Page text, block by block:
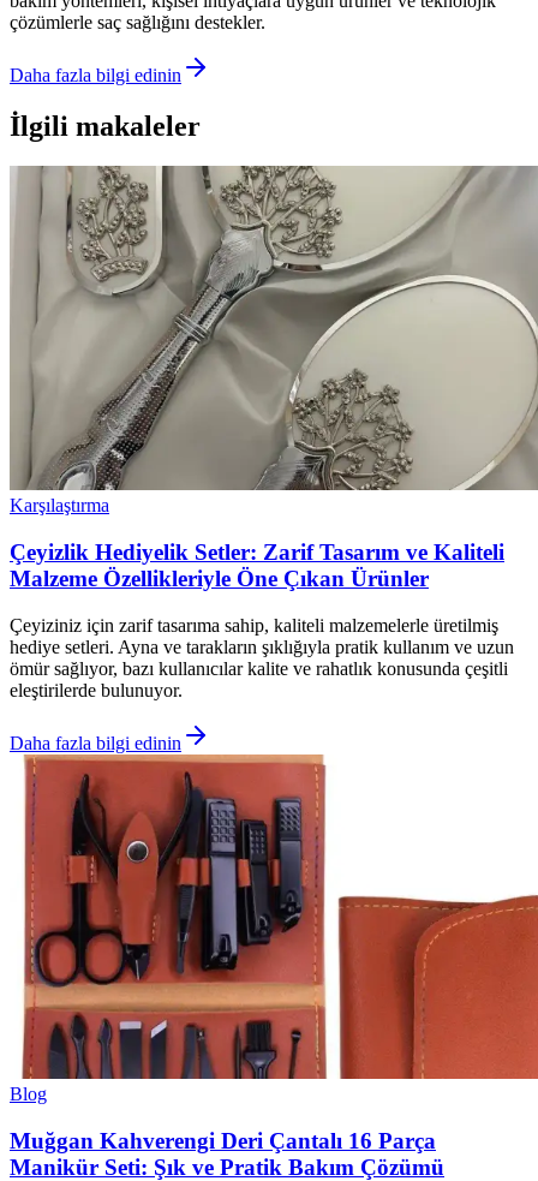
çözümlerle saç sağlığını destekler.
Daha fazla bilgi edinin
İlgili makaleler
Karşılaştırma
Çeyizlik Hediyelik Setler: Zarif Tasarım ve Kaliteli
Malzeme Özellikleriyle Öne Çıkan Ürünler
Çeyiziniz için zarif tasarıma sahip, kaliteli malzemelerle üretilmiş
hediye setleri. Ayna ve tarakların şıklığıyla pratik kullanım ve uzun
ömür sağlıyor, bazı kullanıcılar kalite ve rahatlık konusunda çeşitli
eleştirilerde bulunuyor.
Daha fazla bilgi edinin
Blog
Muğgan Kahverengi Deri Çantalı 16 Parça
Manikür Seti: Şık ve Pratik Bakım Çözümü